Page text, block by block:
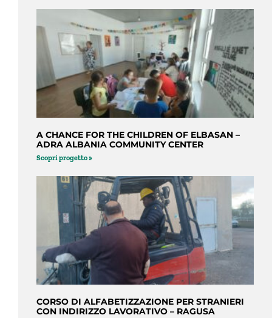
A CHANCE FOR THE CHILDREN OF ELBASAN –
ADRA ALBANIA COMMUNITY CENTER
Scopri progetto »
CORSO DI ALFABETIZZAZIONE PER STRANIERI
CON INDIRIZZO LAVORATIVO – RAGUSA